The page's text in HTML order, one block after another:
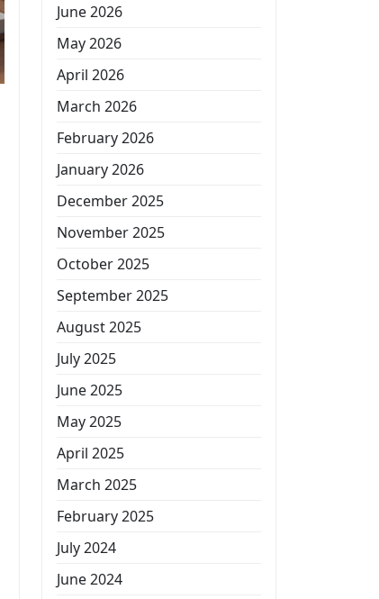
June 2026
May 2026
April 2026
March 2026
February 2026
January 2026
December 2025
November 2025
October 2025
September 2025
August 2025
July 2025
June 2025
May 2025
April 2025
March 2025
February 2025
July 2024
June 2024